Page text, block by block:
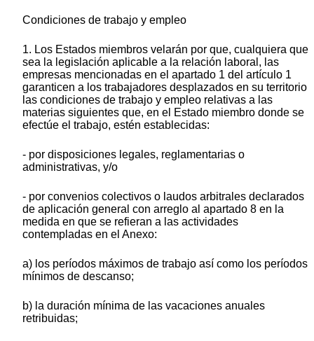
Condiciones de trabajo y empleo
1. Los Estados miembros velarán por que, cualquiera que
sea la legislación aplicable a la relación laboral, las
empresas mencionadas en el apartado 1 del artículo 1
garanticen a los trabajadores desplazados en su territorio
las condiciones de trabajo y empleo relativas a las
materias siguientes que, en el Estado miembro donde se
efectúe el trabajo, estén establecidas:
- por disposiciones legales, reglamentarias o
administrativas, y/o
- por convenios colectivos o laudos arbitrales declarados
de aplicación general con arreglo al apartado 8 en la
medida en que se refieran a las actividades
contempladas en el Anexo:
a) los períodos máximos de trabajo así como los períodos
mínimos de descanso;
b) la duración mínima de las vacaciones anuales
retribuidas;